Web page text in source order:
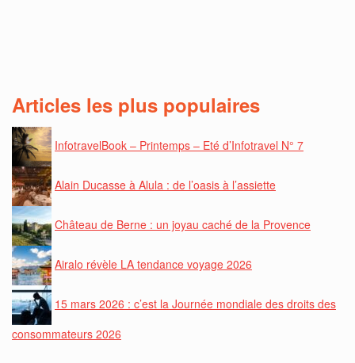
Articles les plus populaires
InfotravelBook – Printemps – Eté d’Infotravel N° 7
Alain Ducasse à Alula : de l’oasis à l’assiette
Château de Berne : un joyau caché de la Provence
Airalo révèle LA tendance voyage 2026
15 mars 2026 : c’est la Journée mondiale des droits des
consommateurs 2026